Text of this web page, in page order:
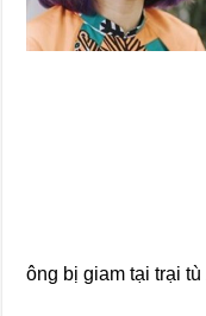
ông bị giam tại trại